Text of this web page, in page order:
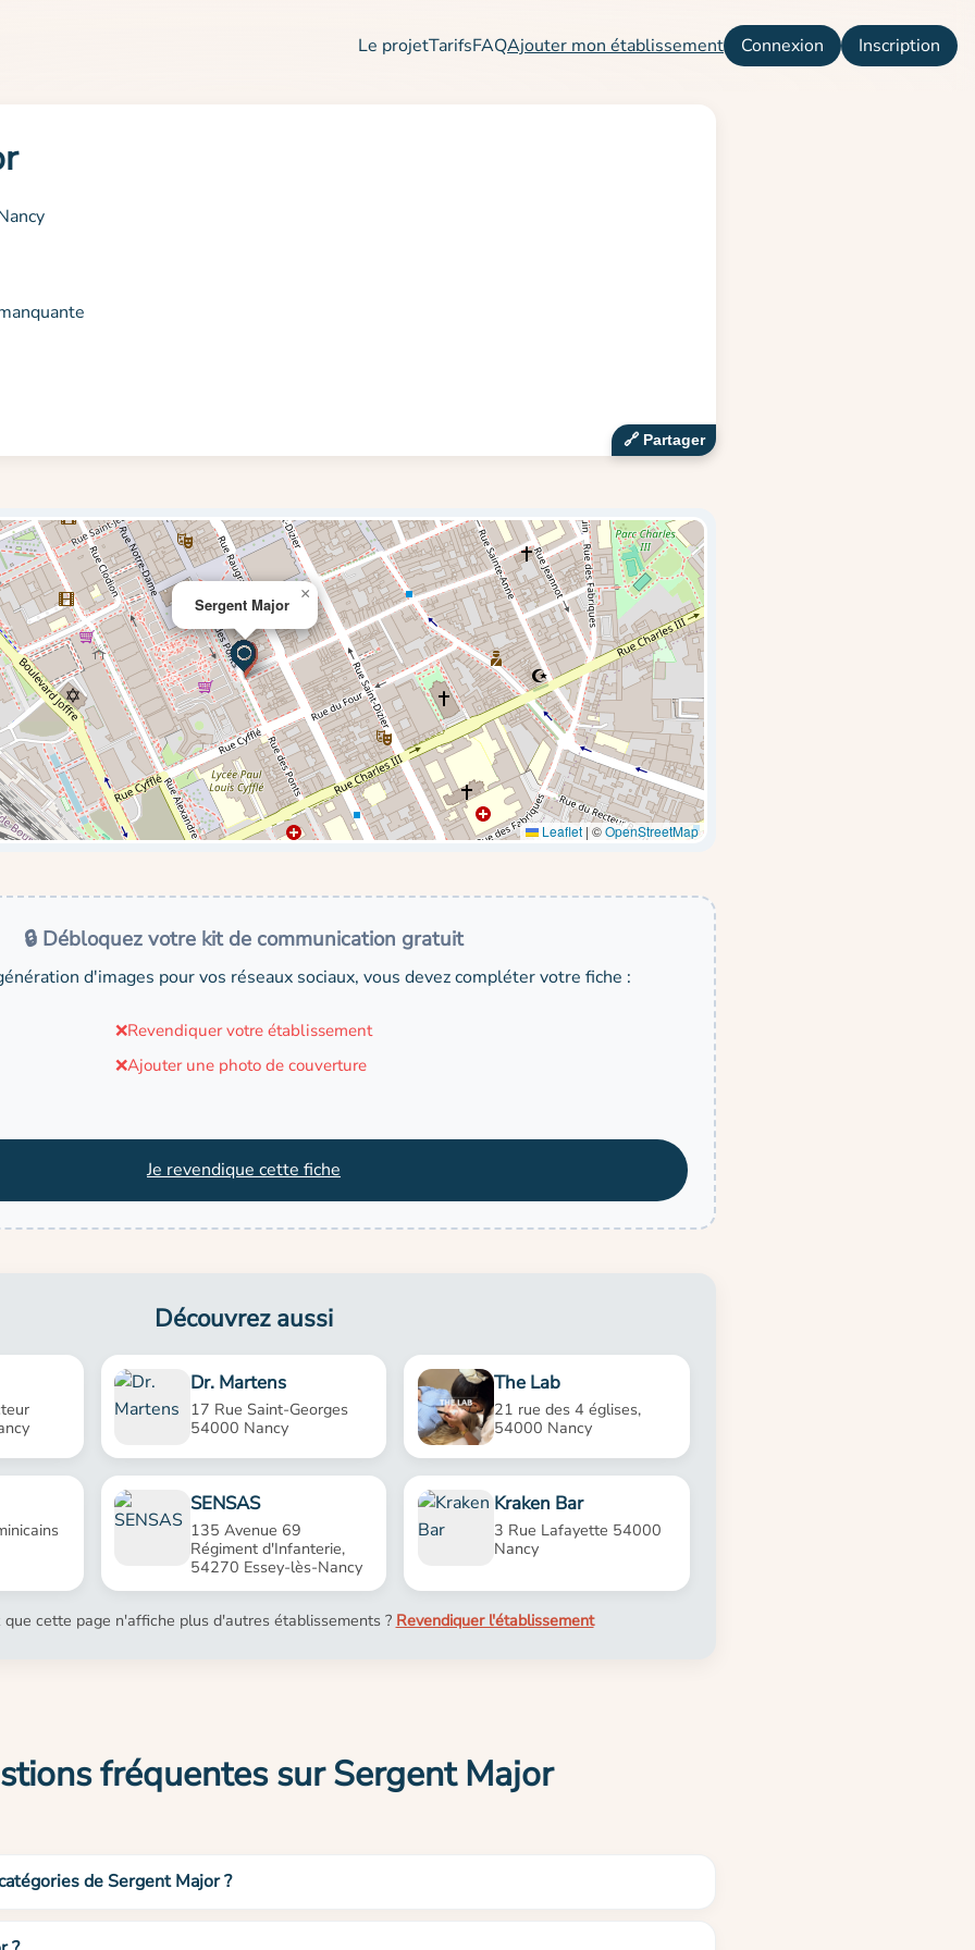
Le projetTarifsFAQAjouter mon établissement Connexion Inscription
🔗‍️ Partager
Sergent Major
×
Leaflet | ©OpenStreetMap
🔒 Débloquez votre kit de communication gratuit
d'images pour vos réseaux sociaux, vous devez compléter votre fiche :
❌Revendiquer votre établissement
❌Ajouter une photo de couverture
Je revendique cette fiche
Découvrez aussi
Dr. Martens
17 Rue Saint-Georges
54000 Nancy
The Lab
21 rue des 4 églises,
54000 Nancy
SENSAS
135 Avenue 69
Régiment d'Infanterie,
54270 Essey-lès-Nancy
Kraken Bar
3 Rue Lafayette 54000
Nancy
que cette page n'affiche plus d'autres établissements ? Revendiquer l'établissement
fréquentes sur Sergent Major
de Sergent Major ?